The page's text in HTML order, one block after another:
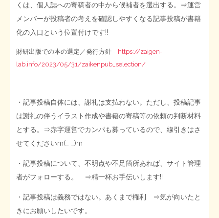
くは、個人誌への寄稿者の中から候補者を選出する。⇒運営
メンバーが投稿者の考えを確認しやすくなる記事投稿が書籍
化の入口という位置付けです!!
財研出版での本の選定／発行方針
https://zaigen-
lab.info/2023/05/31/zaikenpub_selection/
・記事投稿自体には、謝礼は支払わない。ただし、投稿記事
は謝礼の伴うイラスト作成や書籍の寄稿等の依頼の判断材料
とする。⇒赤字運営でカンパも募っているので、線引きはさ
せてくださいm(_ _)m
・記事投稿について、不明点や不足箇所あれば、サイト管理
者がフォローする。 ⇒精一杯お手伝いします!!
・記事投稿は義務ではない。あくまで権利 ⇒気が向いたと
きにお願いしたいです。